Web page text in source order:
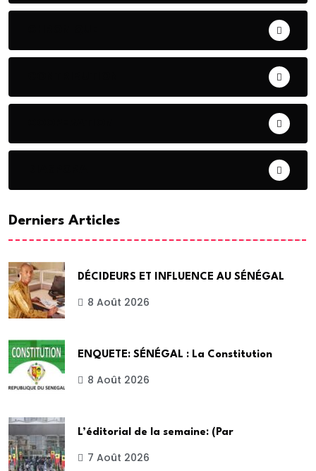
Derniers Articles
DÉCIDEURS ET INFLUENCE AU SÉNÉGAL
8 Août 2026
ENQUETE: SÉNÉGAL : La Constitution
8 Août 2026
L’éditorial de la semaine: (Par
7 Août 2026